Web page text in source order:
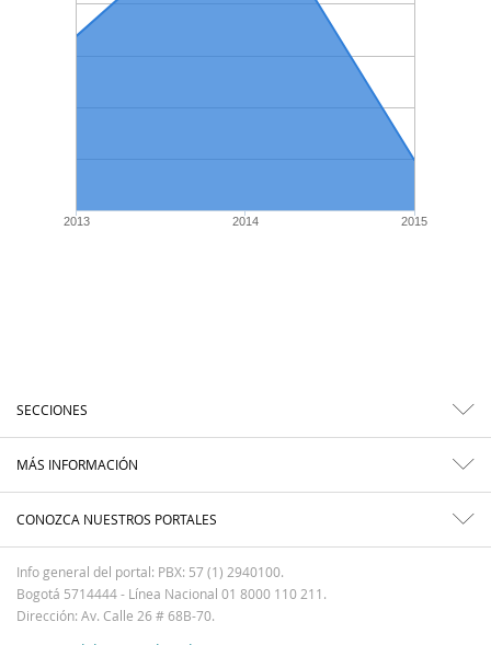
2013 2014 2015
SECCIONES
MÁS INFORMACIÓN
CONOZCA NUESTROS PORTALES
Info general del portal: PBX: 57 (1) 2940100.
Bogotá 5714444 - Línea Nacional 01 8000 110 211.
Dirección: Av. Calle 26 # 68B-70.